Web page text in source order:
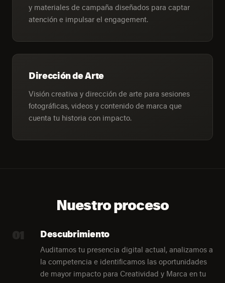
y materiales de campaña diseñados para captar
atención e impulsar el engagement.
Dirección de Arte
Visión creativa y dirección de arte para sesiones
fotográficas, videos y contenido de marca que
cuenta tu historia con impacto.
Nuestro proceso
01 Descubrimiento
Auditamos tu presencia digital actual, analizamos a
la competencia e identificamos las oportunidades
de mayor impacto para Creatividad y Marca en tu